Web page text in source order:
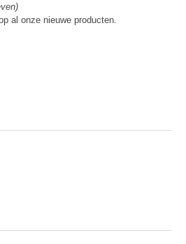
al onze nieuwe producten.